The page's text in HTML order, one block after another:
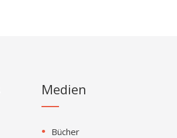
Medien
Bücher